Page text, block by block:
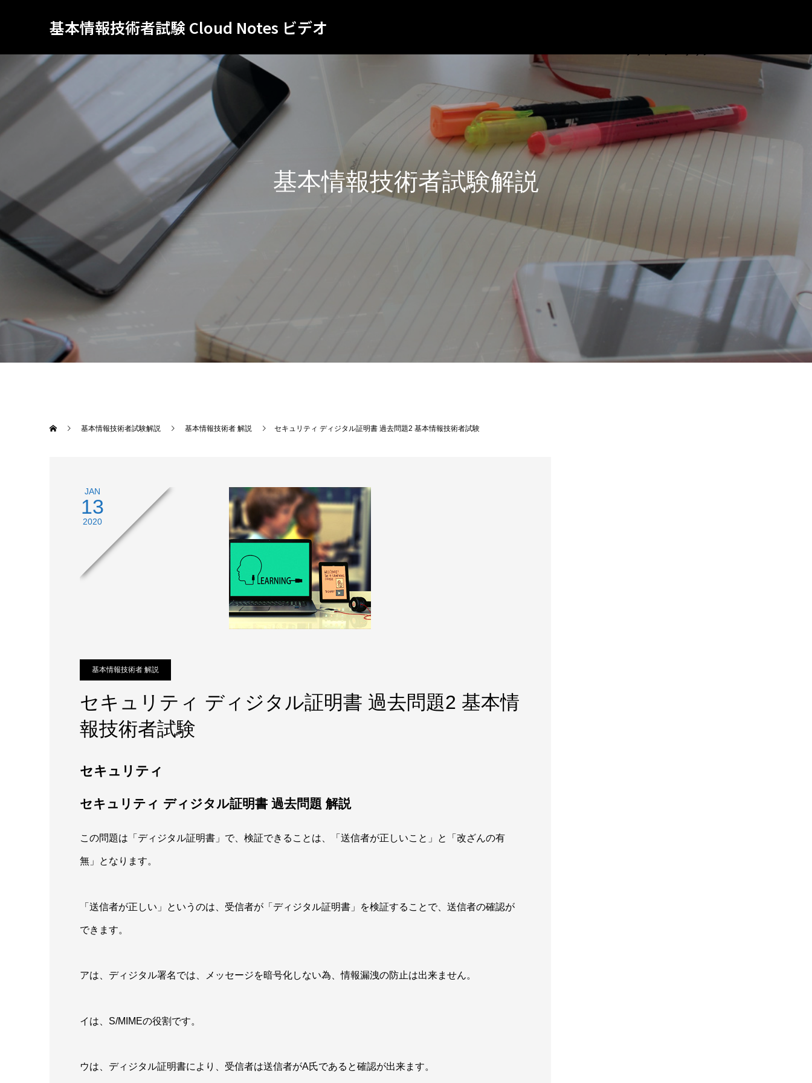
基本情報技術者試験 Cloud Notes ビデオ
基本情報技術者試験解説
基本情報技術者試験解説 基本情報技術者 解説 セキュリティ ディジタル証明書 過去問題2 基本情報技術者試験
JAN
13
2020
基本情報技術者 解説
セキュリティ ディジタル証明書 過去問題2 基本情
報技術者試験
セキュリティ
セキュリティ ディジタル証明書 過去問題 解説
この問題は「ディジタル証明書」で、検証できることは、「送信者が正しいこと」と「改ざんの有
無」となります。
「送信者が正しい」というのは、受信者が「ディジタル証明書」を検証することで、送信者の確認が
できます。
アは、ディジタル署名では、メッセージを暗号化しない為、情報漏洩の防止は出来ません。
イは、S/MIMEの役割です。
ウは、ディジタル証明書により、受信者は送信者がA氏であると確認が出来ます。